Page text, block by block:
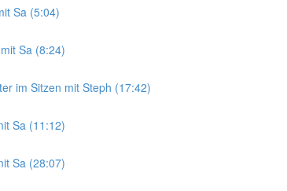
Sa (5:04)
Sa (8:24)
im Sitzen mit Steph (17:42)
Sa (11:12)
Sa (28:07)